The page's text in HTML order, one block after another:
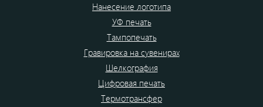
Нанесение логотипа
УФ печать
Тампопечать
Гравировка на сувенирах
Шелкография
Цифровая печать
Термотрансфер